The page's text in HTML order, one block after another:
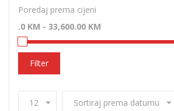
Poredaj prema cijeni
Filter
12 Sortiraj prema datumu